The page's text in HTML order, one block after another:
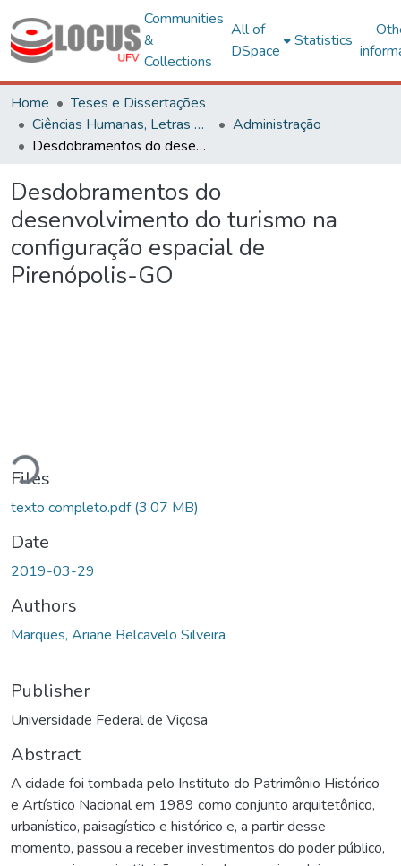
Communities
&
Collections
All of
DSpace
Statistics
Home
Teses e Dissertações
Ciências Humanas, Letras e Artes
Administração
Desdobramentos do desenvolvimento do turismo na configuração espacial de Pirenópolis-GO
Desdobramentos do
desenvolvimento do turismo na
configuração espacial de
Pirenópolis-GO
Loading...
Files
texto completo.pdf(3.07 MB)
Date
2019-03-29
Authors
Marques, Ariane Belcavelo Silveira
Publisher
Universidade Federal de Viçosa
Abstract
A cidade foi tombada pelo Instituto do Patrimônio Histórico
e Artístico Nacional em 1989 como conjunto arquitetônico,
urbanístico, paisagístico e histórico e, a partir desse
momento, passou a receber investimentos do poder público,